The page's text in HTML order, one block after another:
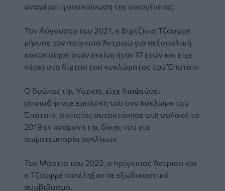
αναφέρει η ανακοίνωση της οικογένειας.
Τον Αύγουστο του 2021, η Βιρτζίνια Τζουφρέ
μήνυσε τον πρίγκιπα Άντριου για σεξουαλική
κακοποίηση όταν εκείνη ήταν 17 ετών και είχε
πέσει στα δίχτυα του κυκλώματος του Έπσταϊν.
O δούκας της Υόρκης είχε διαψεύσει
οποιαδήποτε εμπλοκή του στο κύκλωμα του
Έπσταϊν, ο οποίος αυτοκτόνησε στη φυλακή το
2019 εν αναμονή της δίκης του για
σωματεμπορία ανηλίκων.
Τον Μάρτιο του 2022, ο πρίγκιπας Άντριου και
η Τζουφρέ κατέληξαν σε εξωδικαστικό
συμβιβασμό.